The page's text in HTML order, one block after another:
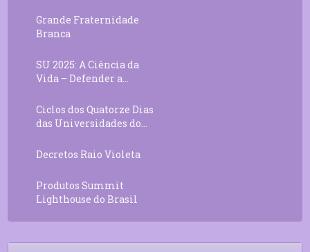
Grande Fraternidade
Branca
SU 2025: A Ciência da
Vida – Defender a...
Ciclos dos Quatorze Dias
das Universidades do...
Decretos Raio Violeta
Produtos Summit
Lighthouse do Brasil